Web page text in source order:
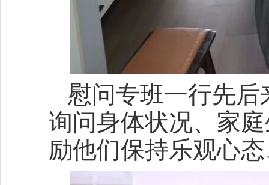
慰问专班一行先
询问身体状况、家
励他们保持乐观心